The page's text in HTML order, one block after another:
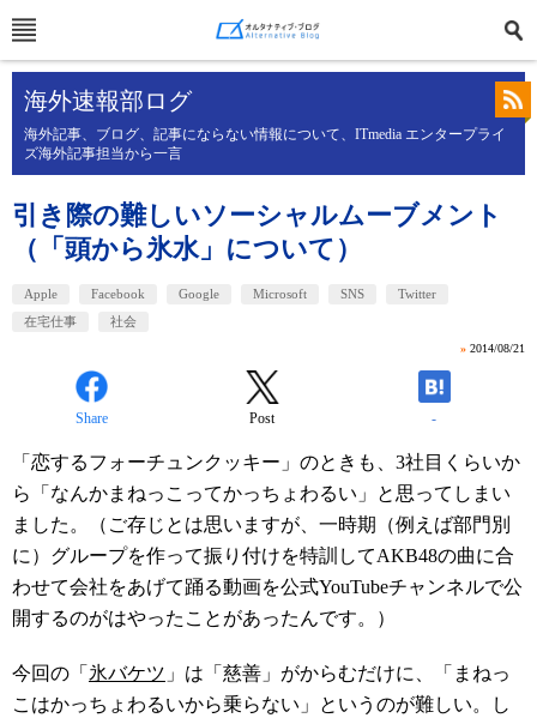
海外速報部ログ
海外記事、ブログ、記事にならない情報について、ITmedia エンタープライ
ズ海外記事担当から一言
引き際の難しいソーシャルムーブメント
（「頭から氷水」について）
Apple Facebook Google Microsoft SNS
Twitter
在宅仕事
社会
» 2014/08/21
Share Post -
「恋するフォーチュンクッキー」のときも、3社目くらいか
ら「なんかまねっこってかっちょわるい」と思ってしまい
ました。（ご存じとは思いますが、一時期（例えば部門別
に）グループを作って振り付けを特訓してAKB48の曲に合
わせて会社をあげて踊る動画を公式YouTubeチャンネルで公
開するのがはやったことがあったんです。）
今回の「 氷バケツ 」は「慈善」がからむだけに、「まねっ
こはかっちょわるいから乗らない」というのが難しい。し